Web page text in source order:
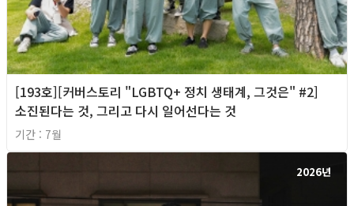
[193호][커버스토리 "LGBTQ+ 정치 생태계, 그것은" #2]
소진된다는 것, 그리고 다시 일어선다는 것
기간 : 7월
2026년